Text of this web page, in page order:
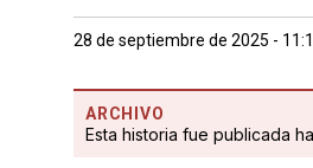
28 de septiembre de 2025 -
ARCHIVO
Esta historia fue publicada